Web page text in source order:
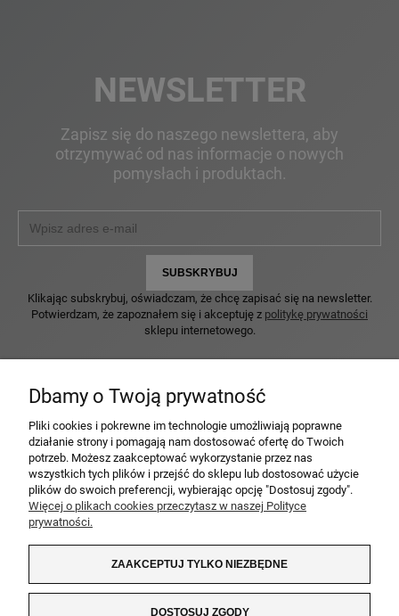
NEWSLETTER
Zapisz się do naszego newslettera, aby
otrzymywać od nas informacje o nowych
pomysłach i produktach.
SUBSKRYBUJ
Klikając subskrybuj, oświadczam, że chcę zapisać się na newsletter.
Potwierdzam, że zapoznałem się i akceptuję z politykę prywatności
sklepu internetowego.
MOJE KONTO
PŁATNOŚCI I DOSTAWA
INFORMACJE
Dbamy o Twoją prywatność
Pliki cookies i pokrewne im technologie umożliwiają poprawne
działanie strony i pomagają nam dostosować ofertę do Twoich
potrzeb. Możesz zaakceptować wykorzystanie przez nas
wszystkich tych plików i przejść do sklepu lub dostosować użycie
plików do swoich preferencji, wybierając opcję "Dostosuj zgody".
Więcej o plikach cookies przeczytasz w naszej Polityce
prywatności.
ZAAKCEPTUJ TYLKO NIEZBĘDNE
DOSTOSUJ ZGODY